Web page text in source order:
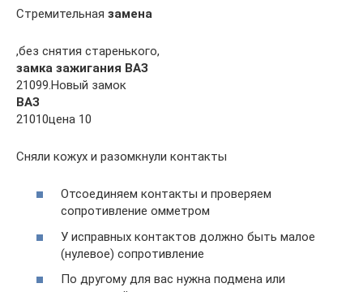
Стремительная замена
,без снятия старенького,
замка зажигания ВАЗ
21099.Новый замок
ВАЗ
21010цена 10
Сняли кожух и разомкнули контакты
Отсоединяем контакты и проверяем
сопротивление омметром
У исправных контактов должно быть малое
(нулевое) сопротивление
По другому для вас нужна подмена или